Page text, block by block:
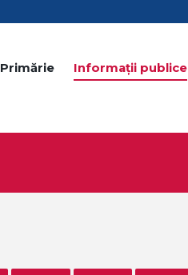
Primărie Informații publice